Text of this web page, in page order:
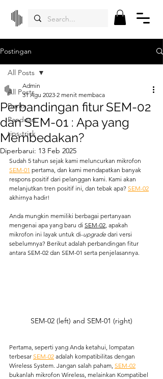
Postingan
All Posts
Berita
Panduan
tips-trick
All Posts
Perbandingan fitur SEM-02
dan SEM-01 : Apa yang
Membedakan?
Admin
31 Agu 2023 2 menit membaca
Diperbarui: 13 Feb 2025
Sudah 5 tahun sejak kami meluncurkan mikrofon
SEM-01 pertama, dan kami mendapatkan banyak
respons positif dari pelanggan kami. Kami akan
melanjutkan tren positif ini, dan tebak apa? SEM-02
akhirnya hadir!
Anda mungkin memiliki berbagai pertanyaan
mengenai apa yang baru di SEM-02 , apakah
mikrofon ini layak untuk di-upgrade dari versi
sebelumnya? Berikut adalah perbandingan fitur
antara SEM-02 dan SEM-01 serta penjelasannya.
SEM-02 (left) and SEM-01 (right)
Pertama, seperti yang Anda ketahui, lompatan
terbesar SEM-02 adalah kompatibilitas dengan
Wireless System. Jangan salah paham, SEM-02
bukanlah mikrofon Wireless, melainkan Kompatibel